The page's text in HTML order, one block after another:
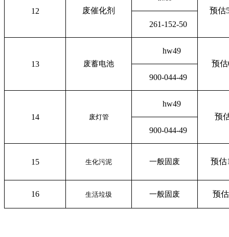
12 废催化剂
预估
261-152-50
13 废蓄电池
hw49
预
900-044-49
14 废灯管
hw49
预
900-044-49
15 生化污泥 一般固废 预估
16 生活垃圾 一般固废 预